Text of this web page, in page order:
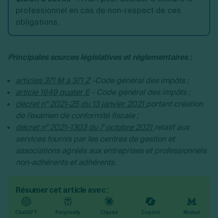
professionnel en cas de non-respect de ces
obligations.
Principales sources législatives et réglementaires :
articles 371 M à 371 Z-Code général des impôts ;
article 1649 quater E- Code général des impôts ;
décret n° 2021-25 du 13 janvier 2021 portant création
de l'examen de conformité fiscale ;
décret n° 2021-1303 du 7 octobre 2021 relatif aux
services fournis par les centres de gestion et
associations agréés aux entreprises et professionnels
non-adhérents et adhérents.
Résumer cet article avec :
ChatGPT Perplexity Claude Copilot Mistral